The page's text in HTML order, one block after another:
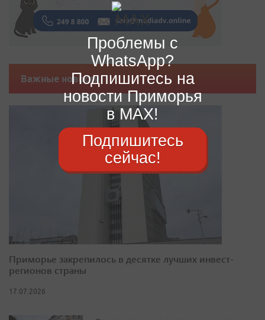
Важные новости
Приморье закрепилось в десятке лучших инвест-
регионов страны
17.07.2026
Проблемы с
WhatsApp?
Подпишитесь на
новости Приморья
в MAX!
Подпишитесь
сейчас!